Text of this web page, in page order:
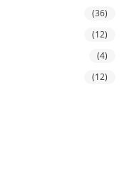
(36)
(12)
(4)
(12)